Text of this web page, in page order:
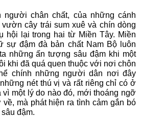
người chân chất, của những cánh
cây trái sum xuê và chín dòng
hội lại trong hai từ Miền Tây. Miền
sự đậm đà bản chất Nam Bộ luôn
những ấn tượng sâu đậm khi một
khi đã quá quen thuộc với nơi chôn
chính những người dân nơi đây
nét thú vị và rất riêng chỉ có ở
một lý do nào đó, mới thoáng ngỡ
mà phát hiện ra tình cảm gắn bó
đậm.